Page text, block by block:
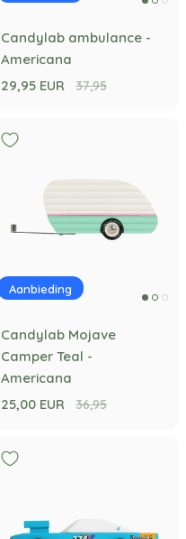
Candylab ambulance -
Americana
29,95 EUR
37,95
Aanbieding
Candylab Mojave
Camper Teal -
Americana
25,00 EUR
36,95